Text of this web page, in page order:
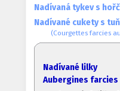
Nadívaná tykev s
Nadívané cukety s
(Courgettes farcies
Nadívané lilky
Aubergines farcies